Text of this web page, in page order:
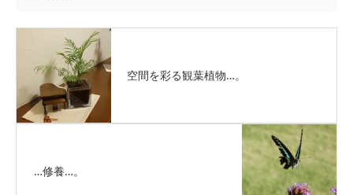
空間を彩る観葉植物…。
…修養…。